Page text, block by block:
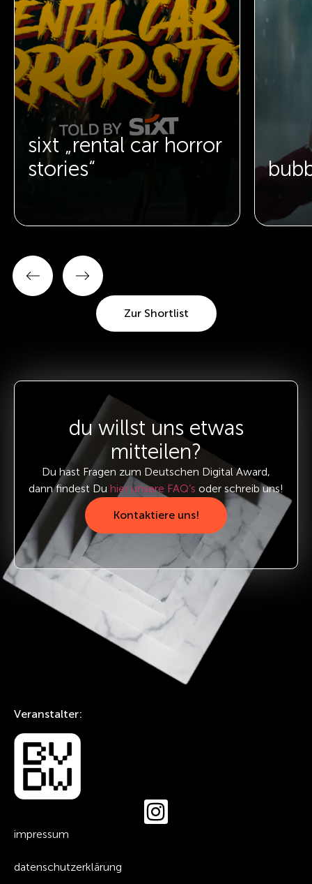
sixt „rental car horror
stories“
Zur Shortlist
du willst uns etwas
mitteilen?
Du hast Fragen zum Deutschen Digital Award,
dann findest Du hier unsere FAQ’s oder schreib uns!
Kontaktiere uns!
Veranstalter:
impressum
datenschutzerklärung